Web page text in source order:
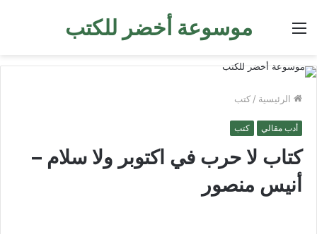
موسوعة أخضر للكتب القائمة
الرئيسية / كتب
أدب مقالي كتب
كتاب لا حرب في اكتوبر ولا سلام –
أنيس منصور